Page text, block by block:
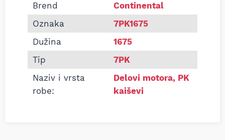
Brend
Continental
Oznaka
7PK1675
Dužina
1675
Tip
7PK
Naziv i vrsta
robe:
Delovi motora, PK
kaiševi